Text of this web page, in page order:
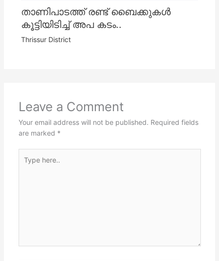
താണിപാടത്ത് രണ്ട് ബൈക്കുകൾ
കൂട്ടിയിടിച്ച് അപ കടം..
Thrissur District
Leave a Comment
Your email address will not be published. Required fields
are marked *
here..